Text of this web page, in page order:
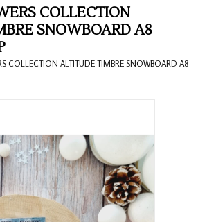
COLLECTION
SNOWBOARD A8
COLLECTION ALTITUDE TIMBRE SNOWBOARD A8